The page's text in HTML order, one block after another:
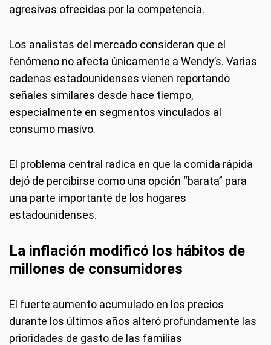
agresivas ofrecidas por la competencia.
Los analistas del mercado consideran que el
fenómeno no afecta únicamente a Wendy’s. Varias
cadenas estadounidenses vienen reportando
señales similares desde hace tiempo,
especialmente en segmentos vinculados al
consumo masivo.
El problema central radica en que la comida rápida
dejó de percibirse como una opción “barata” para
una parte importante de los hogares
estadounidenses.
La inflación modificó los hábitos de
millones de consumidores
El fuerte aumento acumulado en los precios
durante los últimos años alteró profundamente las
prioridades de gasto de las familias